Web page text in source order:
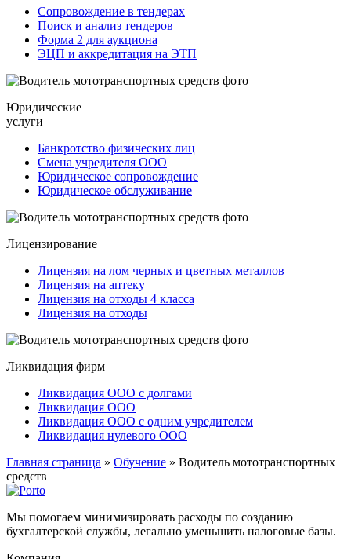
Сопровождение в тендерах
Поиск и анализ тендеров
Форма 2 для аукциона
ЭЦП и аккредитация на ЭТП
Юридические
услуги
Банкротство физических лиц
Смена учредителя ООО
Юридическое сопровождение
Юридическое обслуживание
Лицензирование
Лицензия на лом черных и цветных металлов
Лицензия на аптеку
Лицензия на отходы 4 класса
Лицензия на отходы
Ликвидация фирм
Ликвидация ООО с долгами
Ликвидация ООО
Ликвидация ООО с одним учредителем
Ликвидация нулевого ООО
Главная страница » Обучение » Водитель мототранспортных
средств
Мы помогаем минимизировать расходы по созданию
бухгалтерской службы, легально уменьшить налоговые базы.